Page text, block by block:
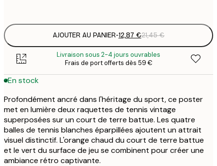
AJOUTER AU PANIER-12,87 €21,45 €
Livraison sous 2-4 jours ouvrables
Frais de port offerts dès 59 €
En stock
Profondément ancré dans l'héritage du sport, ce poster
met en lumière deux raquettes de tennis vintage
superposées sur un court de terre battue. Les quatre
balles de tennis blanches éparpillées ajoutent un attrait
visuel distinctif. L'orange chaud du court de terre battue
et le vert du surface de jeu se combinent pour créer une
ambiance rétro captivante.